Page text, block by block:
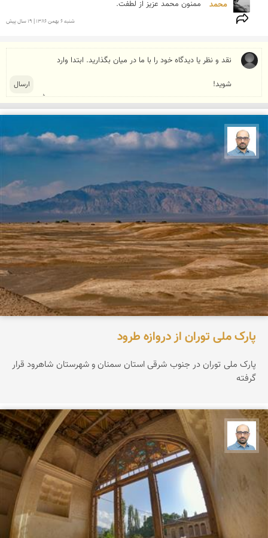
محمد ممنون محمد عزیز از لطفت.
شنبه 6 بهمن 1386 | 19 سال پیش
بابک ارجمندی
پارک ملی توران از دروازه طرود
پارک ملی توران در جنوب شرقی استان سمنان و شهرستان شاهرود قرار
گرفته
بابک ارجمندی